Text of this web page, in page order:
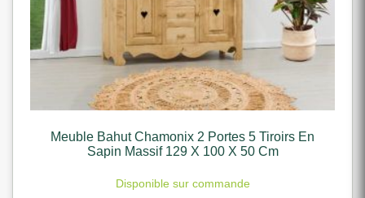
Meuble Bahut Chamonix 2 Portes 5 Tiroirs En
Sapin Massif 129 X 100 X 50 Cm
Disponible sur commande